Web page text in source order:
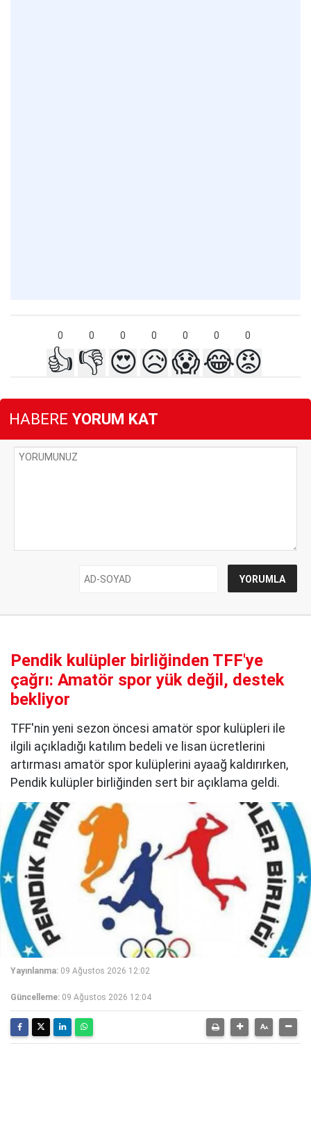
0 0 0 0 0 0 0
👍 👎 😍😥😱😂😡
HABERE YORUM KAT
Pendik kulüpler birliğinden TFF'ye
çağrı: Amatör spor yük değil, destek
bekliyor
TFF'nin yeni sezon öncesi amatör spor kulüpleri ile
ilgili açıkladığı katılım bedeli ve lisan ücretlerini
artırması amatör spor kulüplerini ayaağ kaldırırken,
Pendik kulüpler birliğinden sert bir açıklama geldi.
Yayınlanma: 09 Ağustos 2026 12:02
Güncelleme: 09 Ağustos 2026 12:04